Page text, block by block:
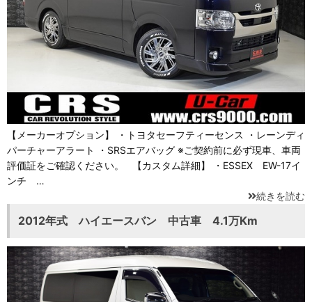
【メーカーオプション】 ・トヨタセーフティーセンス ・レーンディ
パーチャーアラート ・SRSエアバッグ ※ご契約前に必ず現車、車両
評価証をご確認ください。 【カスタム詳細】 ・ESSEX EW-17イ
ンチ …
続きを読む
2012年式 ハイエースバン 中古車 4.1万Km